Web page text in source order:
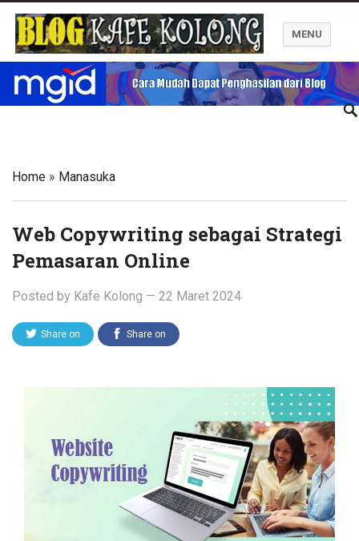
Blog Kafe Kolong
MENU
Home » Manasuka
Web Copywriting sebagai Strategi
Pemasaran Online
Posted by Kafe Kolong — 22 Maret 2024
Share on Share on